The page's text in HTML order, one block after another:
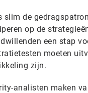
slim de
op de
een stap
moeten
zijn.
analisten maken